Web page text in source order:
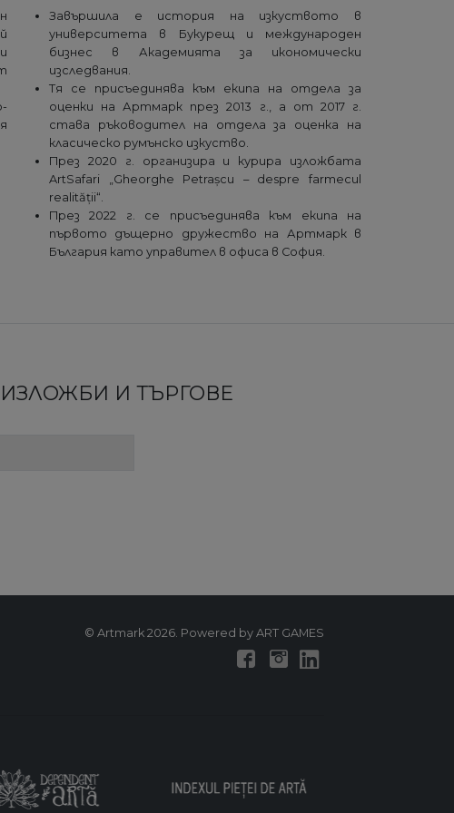
Завършила е история на изкуството в
университета в Букурещ и международен
бизнес в Академията за икономически
изследвания.
Тя се присъединява към екипа на отдела за
оценки на Артмарк през 2013 г., а от 2017 г.
става ръководител на отдела за оценка на
класическо румънско изкуство.
През 2020 г. организира и курира изложбата
ArtSafari „Gheorghe Petrașcu – despre farmecul
realității“.
През 2022 г. се присъединява към екипа на
първото дъщерно дружество на Артмарк в
България като управител в офиса в София.
И ТЪРГОВЕ
© Artmark 2026. Powered by ART GAMES